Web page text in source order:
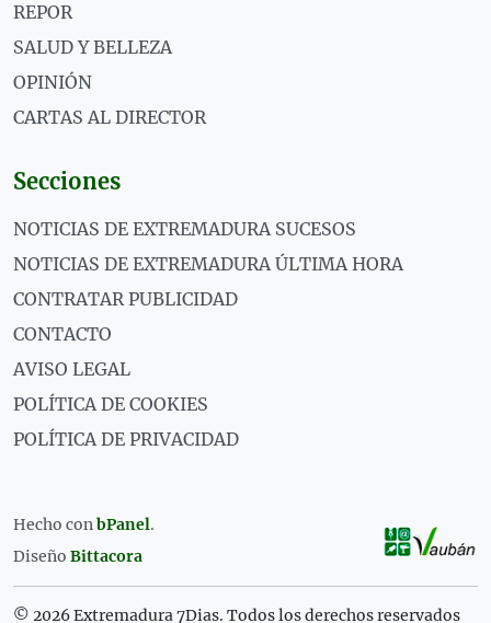
REPOR
SALUD Y BELLEZA
OPINIÓN
CARTAS AL DIRECTOR
Secciones
NOTICIAS DE EXTREMADURA SUCESOS
NOTICIAS DE EXTREMADURA ÚLTIMA HORA
CONTRATAR PUBLICIDAD
CONTACTO
AVISO LEGAL
POLÍTICA DE COOKIES
POLÍTICA DE PRIVACIDAD
Hecho conbPanel.
Diseño Bittacora
© 2026 Extremadura 7Dias. Todos los derechos reservados